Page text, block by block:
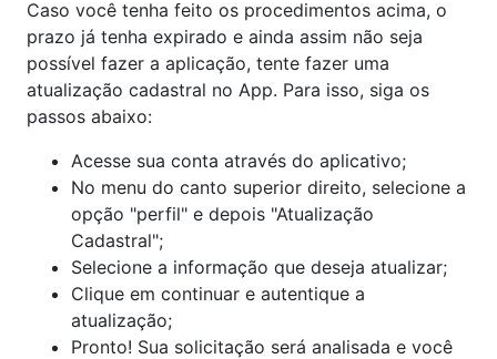
Caso você tenha feito os procedimentos acima, o
prazo já tenha expirado e ainda assim não seja
possível fazer a aplicação, tente fazer uma
atualização cadastral no App. Para isso, siga os
passos abaixo:
Acesse sua conta através do aplicativo;
No menu do canto superior direito, selecione a
opção "perfil" e depois "Atualização
Cadastral";
Selecione a informação que deseja atualizar;
Clique em continuar e autentique a
atualização;
Pronto! Sua solicitação será analisada e você